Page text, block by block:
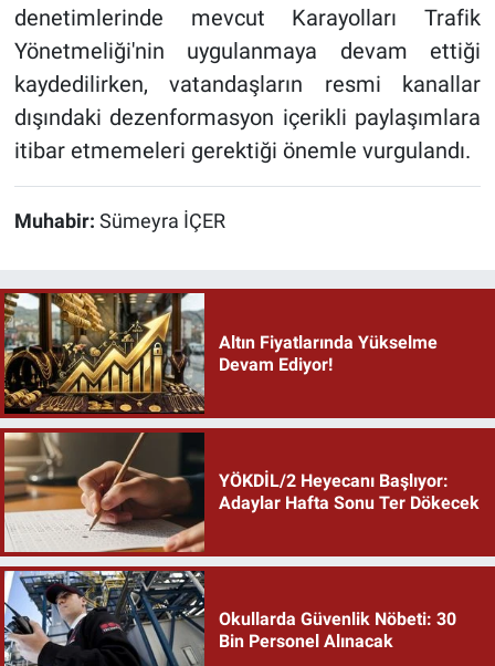
denetimlerinde mevcut Karayolları Trafik
Yönetmeliği'nin uygulanmaya devam ettiği
kaydedilirken, vatandaşların resmi kanallar
dışındaki dezenformasyon içerikli paylaşımlara
itibar etmemeleri gerektiği önemle vurgulandı.
Muhabir: Sümeyra İÇER
Altın Fiyatlarında Yükselme
Devam Ediyor!
YÖKDİL/2 Heyecanı Başlıyor:
Adaylar Hafta Sonu Ter Dökecek
Okullarda Güvenlik Nöbeti: 30
Bin Personel Alınacak